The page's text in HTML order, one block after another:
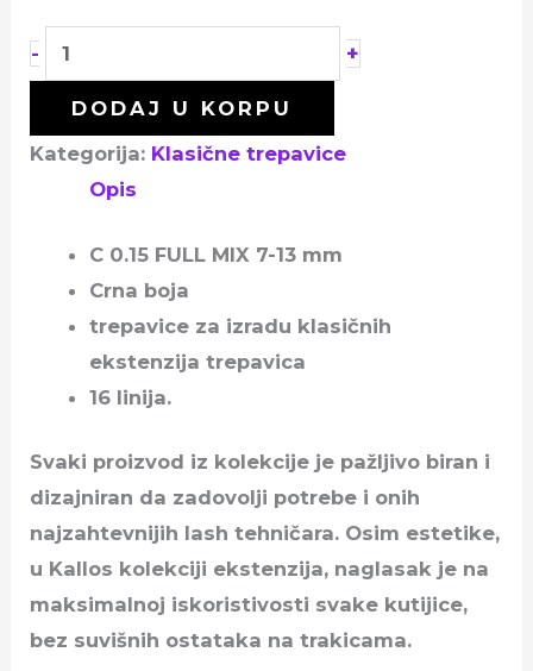
- +
DODAJ U KORPU
Kategorija: Klasične trepavice
Opis
C 0.15 FULL MIX 7-13 mm
Crna boja
trepavice za izradu klasičnih
ekstenzija trepavica
16 linija.
Svaki proizvod iz kolekcije je pažljivo biran i
dizajniran da zadovolji potrebe i onih
najzahtevnijih lash tehničara. Osim estetike,
u Kallos kolekciji ekstenzija, naglasak je na
maksimalnoj iskoristivosti svake kutijice,
bez suvišnih ostataka na trakicama.